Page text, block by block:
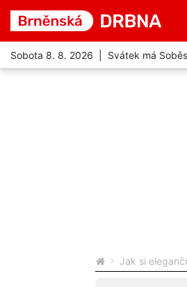
Sobota 8. 8. 2026 | Svátek má
Jak si